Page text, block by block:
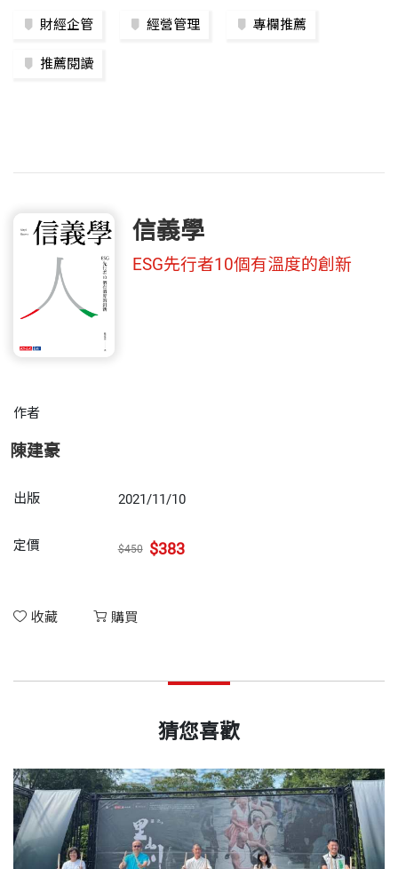
財經企管 經營管理 專欄推薦
推薦閱讀
信義學
ESG先行者10個有溫度的創新
作者
陳建豪
出版 2021/11/10
定價 $450 $383
收藏 購買
猜您喜歡